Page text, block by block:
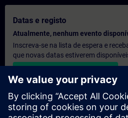
Datas e registo
Atualmente, nenhum evento
Inscreva-se na lista de espera e
que novas datas estiverem
Orçamento personalizado